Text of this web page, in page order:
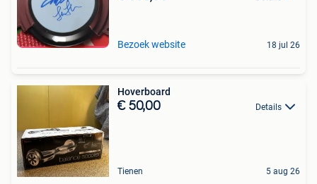
Bezoek website 18 jul 26
Hoverboard
€ 50,00 Details
Tienen 5 aug 26